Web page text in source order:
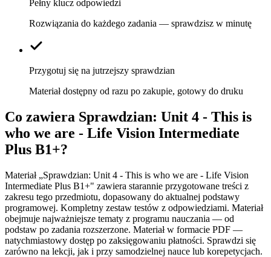
Pełny klucz odpowiedzi
Rozwiązania do każdego zadania — sprawdzisz w minutę
Przygotuj się na jutrzejszy sprawdzian
Materiał dostępny od razu po zakupie, gotowy do druku
Co zawiera Sprawdzian: Unit 4 - This is
who we are - Life Vision Intermediate
Plus B1+?
Materiał „Sprawdzian: Unit 4 - This is who we are - Life Vision
Intermediate Plus B1+" zawiera starannie przygotowane treści z
zakresu tego przedmiotu, dopasowany do aktualnej podstawy
programowej. Kompletny zestaw testów z odpowiedziami. Materiał
obejmuje najważniejsze tematy z programu nauczania — od
podstaw po zadania rozszerzone. Materiał w formacie PDF —
natychmiastowy dostęp po zaksięgowaniu płatności. Sprawdzi się
zarówno na lekcji, jak i przy samodzielnej nauce lub korepetycjach.